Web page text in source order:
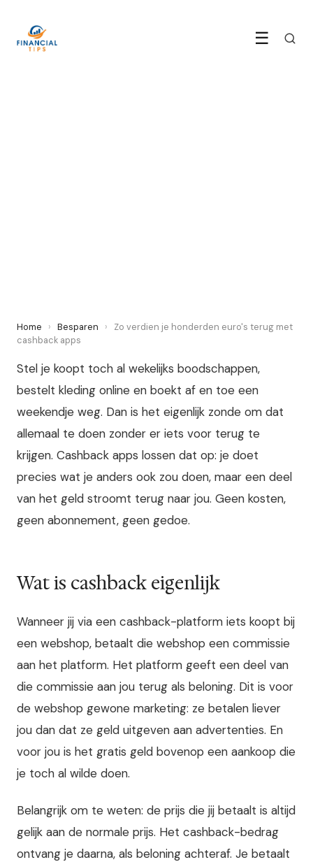
☰
Home › Besparen ›
Zo verdien je honderden euro's terug met
cashback apps
Stel je koopt toch al wekelijks boodschappen,
bestelt kleding online en boekt af en toe een
weekendje weg. Dan is het eigenlijk zonde om dat
allemaal te doen zonder er iets voor terug te
krijgen. Cashback apps lossen dat op: je doet
precies wat je anders ook zou doen, maar een deel
van het geld stroomt terug naar jou. Geen kosten,
geen abonnement, geen gedoe.
Wat is cashback eigenlijk
Wanneer jij via een cashback-platform iets koopt bij
een webshop, betaalt die webshop een commissie
aan het platform. Het platform geeft een deel van
die commissie aan jou terug als beloning. Dit is voor
de webshop gewone marketing: ze betalen liever
jou dan dat ze geld uitgeven aan advertenties. En
voor jou is het gratis geld bovenop een aankoop die
je toch al wilde doen.
Belangrijk om te weten: de prijs die jij betaalt is altijd
gelijk aan de normale prijs. Het cashback-bedrag
ontvang je daarna, als beloning achteraf. Je betaalt